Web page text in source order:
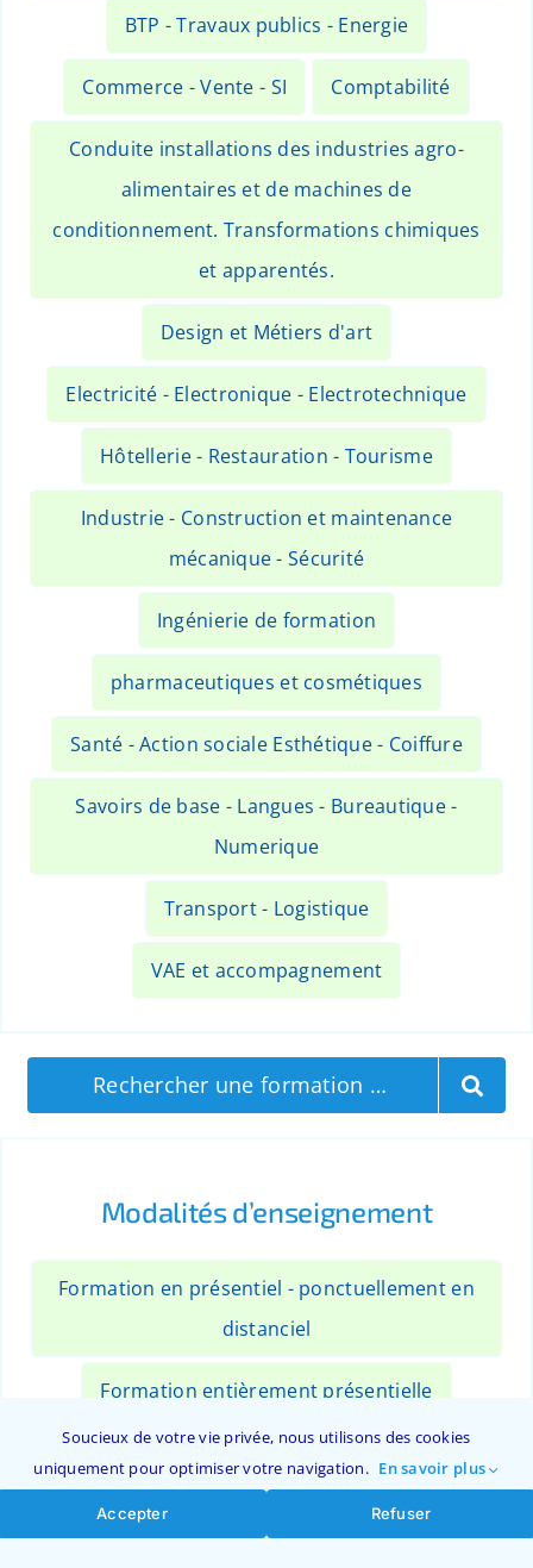
BTP - Travaux publics - Energie
Commerce - Vente - SI Comptabilité
Conduite installations des industries agro-
alimentaires et de machines de
conditionnement. Transformations chimiques
et apparentés.
Design et Métiers d'art
Electricité - Electronique - Electrotechnique
Hôtellerie - Restauration - Tourisme
Industrie - Construction et maintenance
mécanique - Sécurité
Ingénierie de formation
pharmaceutiques et cosmétiques
Santé - Action sociale Esthétique - Coiffure
Savoirs de base - Langues - Bureautique -
Numerique
Transport - Logistique
VAE et accompagnement
Rechercher une formation …
Modalités d’enseignement
Formation en présentiel - ponctuellement en
distanciel
Formation entièrement présentielle
Formation entièrement à distance
Formation mixte - présentiel et distanciel
Soucieux de votre vie privée, nous utilisons des cookies
uniquement pour optimiser votre navigation. En savoir plus
Accepter Refuser